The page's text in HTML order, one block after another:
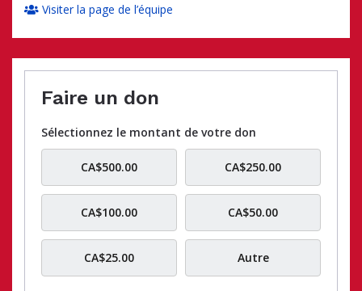
Visiter la page de l’équipe
Faire un don
Sélectionnez le montant de votre don
CA$500.00 CA$250.00
CA$100.00 CA$50.00
CA$25.00 Autre